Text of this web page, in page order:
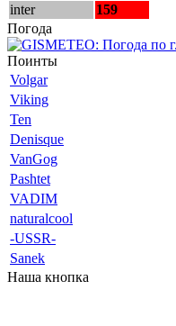
inter
159
Погода
Поинты
Volgar
Viking
Ten
Denisque
VanGog
Pashtet
VADIM
naturalcool
-USSR-
Sanek
Наша кнопка